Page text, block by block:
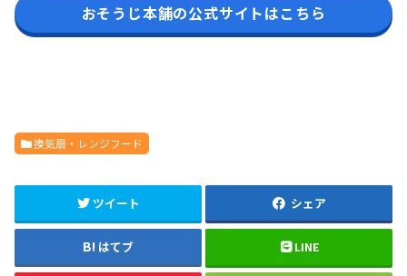
おそうじ本舗の公式サイトはこちら
換気扇・レンジフード
ツイート シェア
はてブ LINE